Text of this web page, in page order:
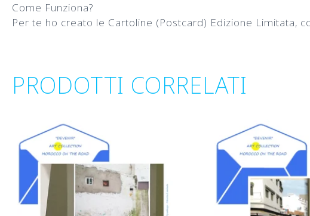
Come Funziona?
Per te ho creato le Cartoline (Postcard) Edizione Limitata,
PRODOTTI CORRELATI